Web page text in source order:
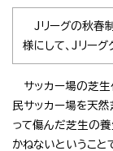
Jリーグの秋春
様にして、Jリー
サッカー場の芝生
民サッカー場を天
って傷んだ芝生の
かねないということ